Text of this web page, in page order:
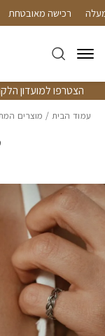
Skip to Contentרכישה מאובטחת
הצטרפו למועדון הלקוחות של טאו
עמוד הבית / מוצרים
בחזרה למעלה